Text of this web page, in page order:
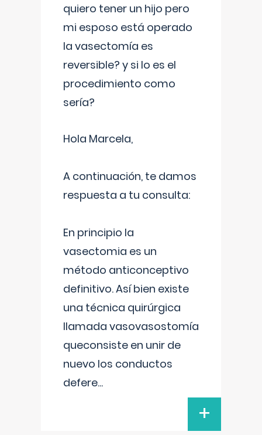
quiero tener un hijo pero
mi esposo está operado
la vasectomía es
reversible? y si lo es el
procedimiento como
sería?
Hola Marcela,
A continuación, te damos
respuesta a tu consulta:
En principio la
vasectomia es un
método anticonceptivo
definitivo. Así bien existe
una técnica quirúrgica
llamada vasovasostomía
queconsiste en unir de
nuevo los conductos
defere...
+